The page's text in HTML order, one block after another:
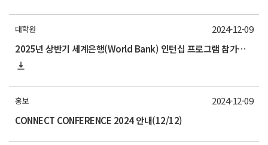
대학원
2025년 상반기 세계은행(World Bank) 인턴십 프로그램 참가자 모집 안내
2024-12-09
홍보
CONNECT CONFERENCE 2024 안내(12/12)
2024-12-09